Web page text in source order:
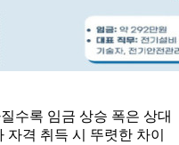
수록 임금 상승 폭은 상대
격 취득 시 뚜렷한 차이